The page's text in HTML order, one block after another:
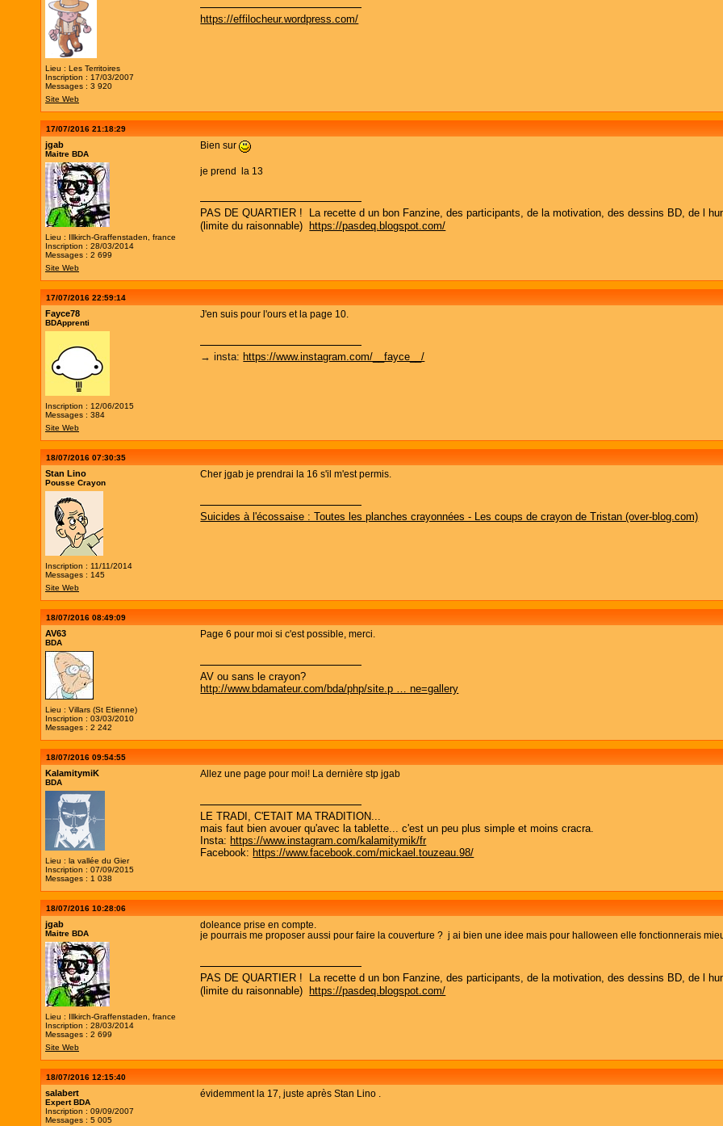
Lieu : Les Territoires
Inscription : 17/03/2007
Messages : 3 920
Site Web
https://effilocheur.wordpress.com/
17/07/2016 21:18:29
jgab
Maitre BDA
Lieu : Illkirch-Graffenstaden, france
Inscription : 28/03/2014
Messages : 2 699
Site Web
Bien sur
je prend la 13
PAS DE QUARTIER ! La recette d un bon Fanzine, des participants, de la motivation, des dessins BD, de l
(limite du raisonnable)
https://pasdeq.blogspot.com/
17/07/2016 22:59:14
Fayce78
BDApprenti
Inscription : 12/06/2015
Messages : 384
Site Web
J'en suis pour l'ours et la page 10.
→ insta: https://www.instagram.com/__fayce__/
18/07/2016 07:30:35
Stan Lino
Pousse Crayon
Inscription : 11/11/2014
Messages : 145
Site Web
Cher jgab je prendrai la 16 s'il m'est permis.
Suicides à l'écossaise : Toutes les planches crayonnées - Les coups de crayon de Tristan (over-blog.com)
18/07/2016 08:49:09
AV63
BDA
Lieu : Villars (St Etienne)
Inscription : 03/03/2010
Messages : 2 242
Page 6 pour moi si c'est possible, merci.
AV ou sans le crayon?
http://www.bdamateur.com/bda/php/site.p … ne=gallery
18/07/2016 09:54:55
KalamitymiK
BDA
Lieu : la vallée du Gier
Inscription : 07/09/2015
Messages : 1 038
Allez une page pour moi! La dernière stp jgab
LE TRADI, C'ETAIT MA TRADITION...
mais faut bien avouer qu'avec la tablette... c'est un peu plus simple et moins cracra.
Insta: https://www.instagram.com/kalamitymik/fr
Facebook: https://www.facebook.com/mickael.touzeau.98/
18/07/2016 10:28:06
jgab
Maitre BDA
Lieu : Illkirch-Graffenstaden, france
Inscription : 28/03/2014
Messages : 2 699
Site Web
doleance prise en compte.
je pourrais me proposer aussi pour faire la couverture ? j ai bien une idee mais pour halloween elle fonctionnerais
PAS DE QUARTIER ! La recette d un bon Fanzine, des participants, de la motivation, des dessins BD, de l
(limite du raisonnable)
https://pasdeq.blogspot.com/
18/07/2016 12:15:40
salabert
Expert BDA
Inscription : 09/09/2007
Messages : 5 005
évidemment la 17, juste après Stan Lino .